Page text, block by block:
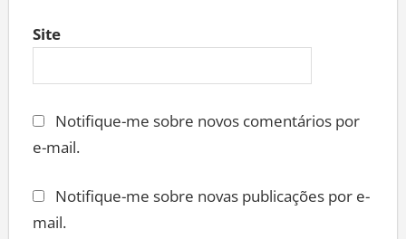
Site
Notifique-me sobre novos comentários por
e-mail.
Notifique-me sobre novas publicações por e-
mail.